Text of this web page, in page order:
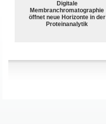
Digitale
Membranchromatographie
öffnet neue Horizonte in der
Proteinanalytik